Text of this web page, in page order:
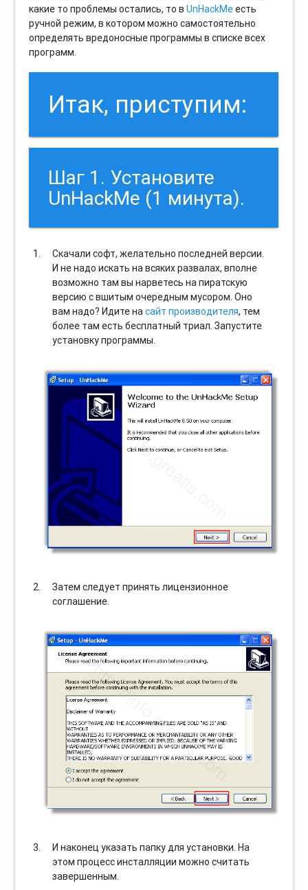
какие то проблемы остались, то вUnHackMeесть
ручной режим, в котором можно самостоятельно
определять вредоносные программы в списке всех
программ.
Итак, приступим:
Шаг 1. Установите
UnHackMe (1 минута).
Скачали софт, желательно последней версии.
И не надо искать на всяких развалах, вполне
возможно там вы нарветесь на пиратскую
версию с вшитым очередным мусором. Оно
вам надо? Идите насайт производителя, тем
более там есть бесплатный триал. Запустите
установку программы.
Затем следует принять лицензионное
соглашение.
И наконец указать папку для установки. На
этом процесс инсталляции можно считать
завершенным.